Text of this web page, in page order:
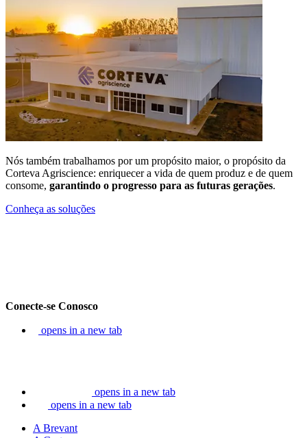
Nós também trabalhamos por um propósito maior, o propósito da
Corteva Agriscience: enriquecer a vida de quem produz e de quem
consome, garantindo o progresso para as futuras gerações.
Conheça as soluções
Conecte-se Conosco
opens in a new tab
opens in a new tab
opens in a new tab
A Brevant